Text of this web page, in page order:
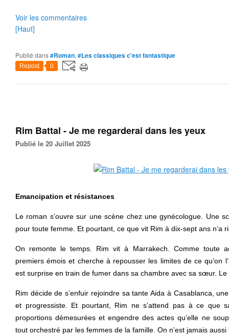
Voir les commentaires
[Haut]
Publié dans#Roman, #Les classiques c'est fantastique
Repost 0
Rim Battal - Je me regarderai dans les yeux
Publié le 20 Juillet 2025
Emancipation et résistances
Le roman s’ouvre sur une scène chez une gynécologue. Une
pour toute femme. Et pourtant, ce que vit Rim à dix-sept ans n’a
On remonte le temps. Rim vit à Marrakech. Comme toute
premiers émois et cherche à repousser les limites de ce qu’on
est surprise en train de fumer dans sa chambre avec sa sœur.
Rim décide de s’enfuir rejoindre sa tante Aida à Casablanca,
et progressiste. Et pourtant, Rim ne s’attend pas à ce que
proportions démesurées et engendre des actes qu’elle ne
tout orchestré par les femmes de la famille. On n’est jamais